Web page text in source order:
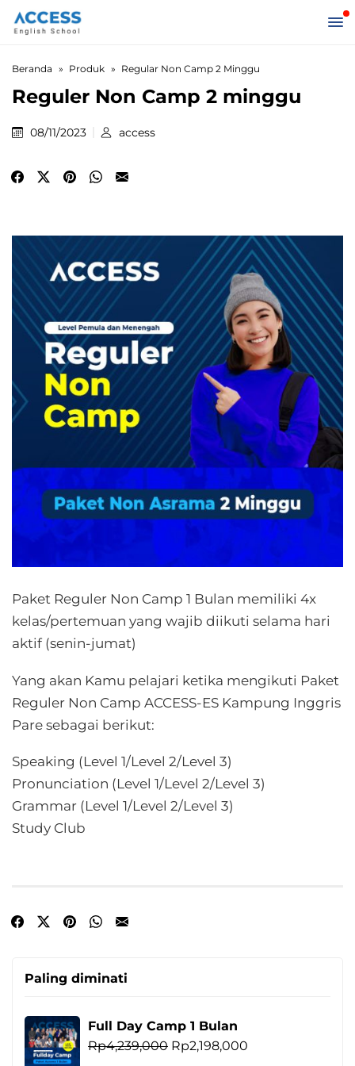
Beranda Produk Regular Non Camp 2 Minggu
Reguler Non Camp 2 minggu
08/11/2023 access
Paket Reguler Non Camp 1 Bulan memiliki 4x
kelas/pertemuan yang wajib diikuti selama hari
aktif (senin-jumat)
Yang akan Kamu pelajari ketika mengikuti Paket
Reguler Non Camp ACCESS-ES Kampung Inggris
Pare sebagai berikut:
Speaking (Level 1/Level 2/Level 3)
Pronunciation (Level 1/Level 2/Level 3)
Grammar (Level 1/Level 2/Level 3)
Study Club
Paling diminati
Full Day Camp 1 Bulan
Rp4,239,000 Harga
Rp2,198,000